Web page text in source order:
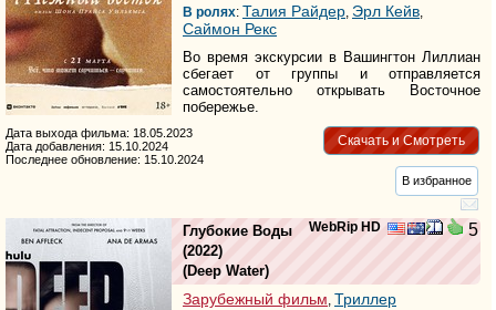
В ролях: Талия Райдер Эрл Кейв
Саймон Рекс
Во время экскурсии в Вашингтон Лиллиан
сбегает от группы и отправляется
самостоятельно открывать Восточное
побережье.
Скачать и Смотреть
Дата выхода фильма: 18.05.2023
Дата добавления: 15.10.2024
Последнее обновление: 15.10.2024
В избранное
WebRip HD 5
Глубокие Воды
(2022)
(Deep Water)
Зарубежный фильм, Триллер